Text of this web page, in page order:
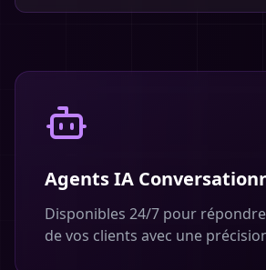
Agents IA
Disponibles 24/7 pour
de vos clients avec une